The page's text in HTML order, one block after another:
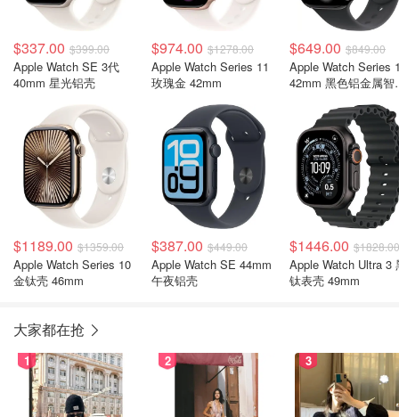
$337.00 $399.00
Apple Watch SE 3代
40mm 星光铝壳
$974.00 $1278.00
Apple Watch Series 11
玫瑰金 42mm
$649.00 $849.00
Apple Watch Series
42mm 黑色铝金属智
$1189.00 $1359.00
Apple Watch Series 10
金钛壳 46mm
$387.00 $449.00
Apple Watch SE 44mm
午夜铝壳
$1446.00 $1828.00
Apple Watch Ultra 3
钛表壳 49mm
大家都在抢
1 2 3